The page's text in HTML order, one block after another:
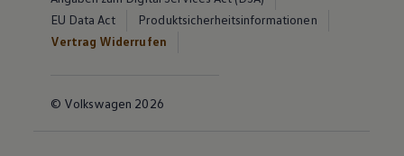
EU Data Act
Produktsicherheitsinformationen
Vertrag Widerrufen
© Volkswagen 2026